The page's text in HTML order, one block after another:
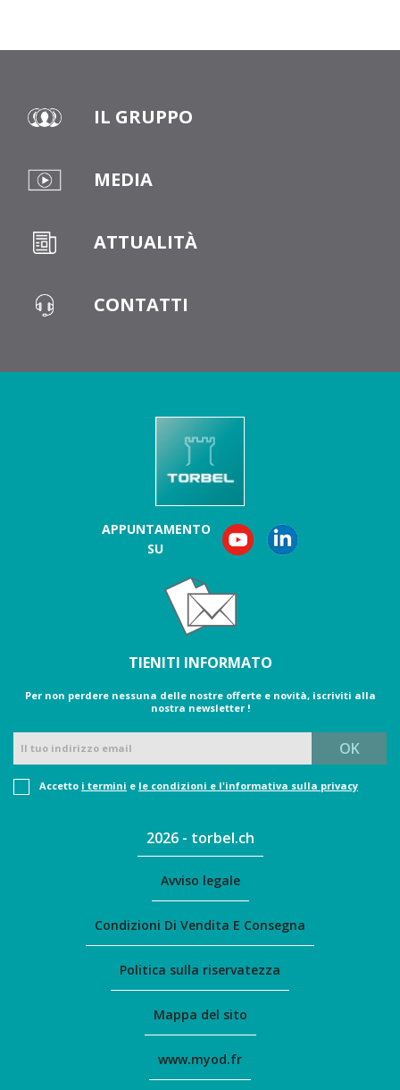
IL GRUPPO
MEDIA
ATTUALITÀ
CONTATTI
APPUNTAMENTO
SU
TIENITI INFORMATO
Per non perdere nessuna delle nostre offerte e novità, iscriviti alla
nostra newsletter !
Accetto i termini e le condizioni e l'informativa sulla privacy
2026 - torbel.ch
Avviso legale
Condizioni Di Vendita E Consegna
Politica sulla riservatezza
Mappa del sito
www.myod.fr